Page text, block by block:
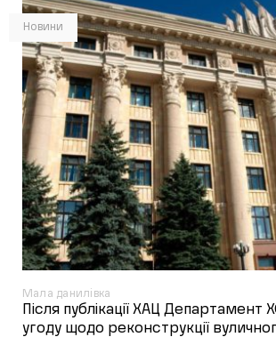
Новини
Мала данилівка
Після публікації ХАЦ Департамент
угоду щодо реконструкції